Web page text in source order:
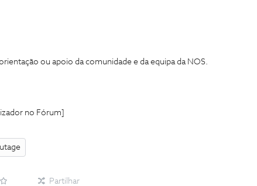
ou apoio da comunidade e da equipa da NOS.
no Fórum]
Partilhar